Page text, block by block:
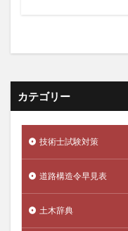
カテゴリー
技術士試験対策
道路構造令早見表
土木辞典